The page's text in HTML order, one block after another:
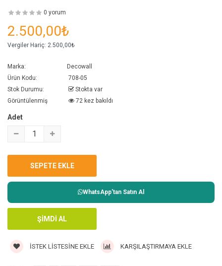
0 yorum
2.500,00₺
Vergiler Hariç: 2.500,00₺
Marka:
Decowall
Ürün Kodu:
708-05
Stok Durumu:
Stokta var
Görüntülenmiş
72 kez bakıldı
Adet
WhatsApp'tan Satın Al
İSTEK LISTESINE EKLE KARŞILAŞTIRMAYA EKLE